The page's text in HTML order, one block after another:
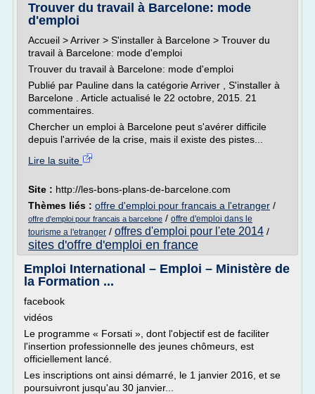
Trouver du travail à Barcelone: mode
d'emploi
Accueil > Arriver > S'installer à Barcelone > Trouver du
travail à Barcelone: mode d'emploi
Trouver du travail à Barcelone: mode d'emploi
Publié par Pauline dans la catégorie Arriver , S'installer à
Barcelone . Article actualisé le 22 octobre, 2015. 21
commentaires.
Chercher un emploi à Barcelone peut s'avérer difficile
depuis l'arrivée de la crise, mais il existe des pistes...
Lire la suite
Site : http://les-bons-plans-de-barcelone.com
Thèmes liés : offre d'emploi pour francais a l'etranger /
offre d'emploi pour francais a barcelone / offre d'emploi dans le
tourisme a l'etranger / offres d'emploi pour l'ete 2014 /
sites d'offre d'emploi en france
Emploi International – Emploi – Ministère de
la Formation ...
facebook
vidéos
Le programme « Forsati », dont l'objectif est de faciliter
l'insertion professionnelle des jeunes chômeurs, est
officiellement lancé.
Les inscriptions ont ainsi démarré, le 1 janvier 2016, et se
poursuivront jusqu'au 30 janvier...